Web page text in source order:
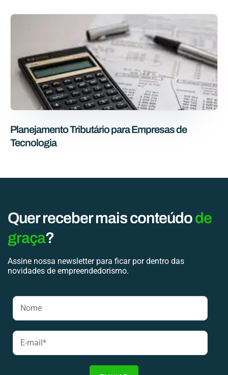
Planejamento Tributário para Empresas de
Tecnologia
Quer receber mais conteúdode
graça?
Assine nossa newsletter para ficar por dentro das
novidades de empreendedorismo.